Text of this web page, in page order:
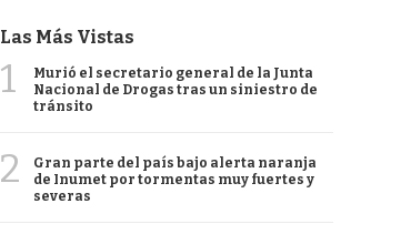
Las Más Vistas
1
Murió el secretario general de la Junta
Nacional de Drogas tras un siniestro de
tránsito
2
Gran parte del país bajo alerta naranja
de Inumet por tormentas muy fuertes y
severas